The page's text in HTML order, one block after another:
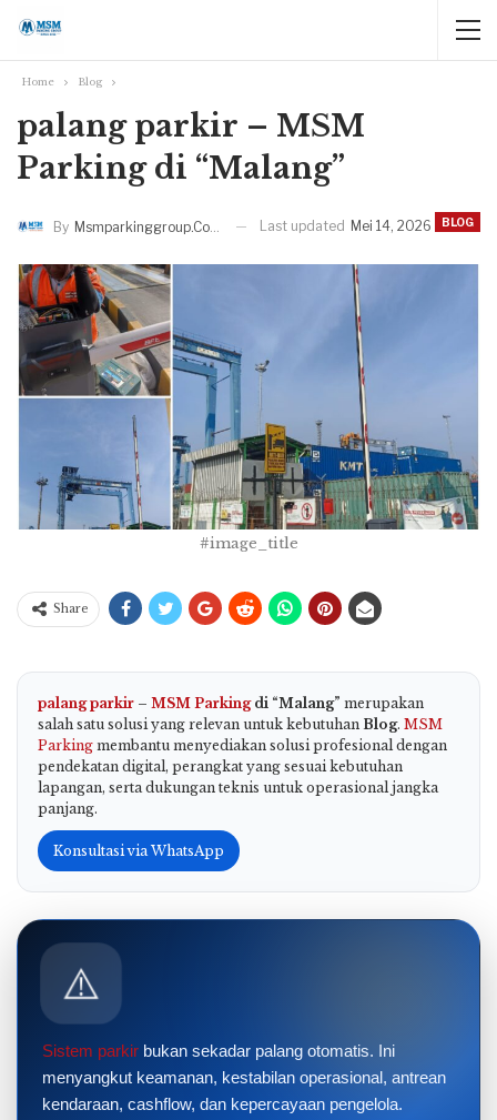
Home Blog
palang parkir – MSM
Parking di “Malang”
BLOG
By Msmparkinggroup.com Last updated Mei 14, 2026
#image_title
Share
palang parkir – MSM Parkingdi “Malang” merupakan
salah satu solusi yang relevan untuk kebutuhan Blog. MSM
Parking membantu menyediakan solusi profesional dengan
pendekatan digital, perangkat yang sesuai kebutuhan
lapangan, serta dukungan teknis untuk operasional jangka
panjang.
Konsultasi via WhatsApp
⚠️
Sistem parkir bukan sekadar palang otomatis. Ini
menyangkut keamanan, kestabilan operasional, antrean
kendaraan, cashflow, dan kepercayaan pengelola.